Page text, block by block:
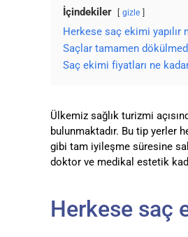
İçindekiler gizle
Herkese saç ekimi yapılır
Saçlar tamamen
Saç ekimi fiyatları ne
Ülkemiz sağlık turizmi
bulunmaktadır. Bu tip yerler
gibi tam iyileşme süresine
doktor ve medikal estetik
Herkese saç